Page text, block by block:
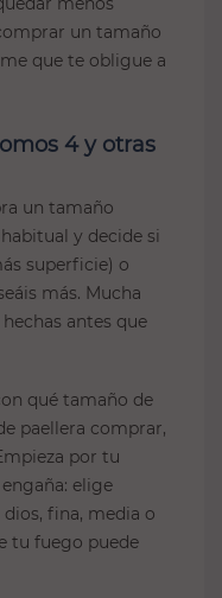
un tamaño
que te obligue a
4 y otras
un tamaño
y decide si
superficie) o
más. Mucha
antes que
qué tamaño de
paellera comprar,
por tu
elige
fina, media o
tu fuego puede